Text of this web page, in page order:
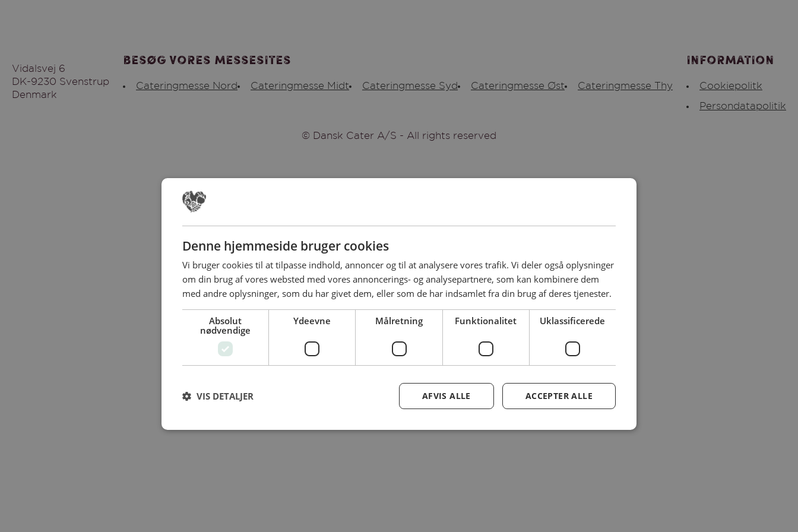
Vidalsvej 6
DK-9230 Svenstrup
Denmark
Besøg vores messesites
Cateringmesse Nord Cateringmesse Midt Cateringmesse Syd Cateringmesse Øst Cateringmesse Thy
Information
Cookiepolitk
Persondatapolitik
© Dansk Cater A/S - All rights reserved
Denne hjemmeside bruger cookies
Vi bruger cookies til at tilpasse indhold, annoncer og til at analysere vores trafik. Vi deler også oplysninger
om din brug af vores websted med vores annoncerings- og analysepartnere, som kan kombinere dem
med andre oplysninger, som du har givet dem, eller som de har indsamlet fra din brug af deres tjenester.
Absolut
nødvendige
Ydeevne Målretning Funktionalitet Uklassificerede
ACCEPTER ALLE
AFVIS ALLE
VIS DETALJER